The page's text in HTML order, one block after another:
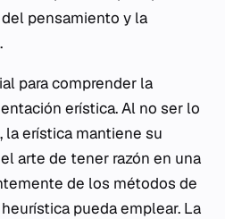
pensamiento y la
para comprender la
erística. Al no ser lo
la erística mantiene su
arte de tener razón en una
de los métodos de
pueda emplear. La